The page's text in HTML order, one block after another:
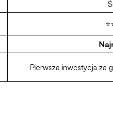
Pierwsza inwestycja za